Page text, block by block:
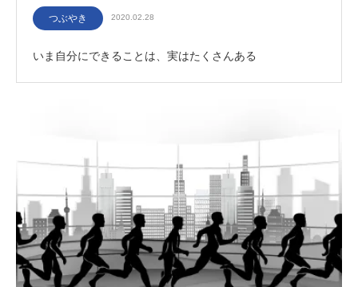
つぶやき 2020.02.28
いま自分にできることは、実はたくさんある